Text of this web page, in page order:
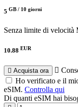
5 GB / 10 giorni
Senza limite di velocità
10.88 EUR
Acquista ora
Ho verificato e il
eSIM. Controlla qui
Di quanti eSIM hai